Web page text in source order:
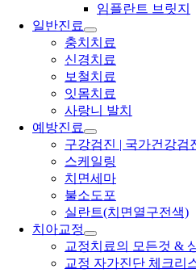
임플란트 브릿지
일반진료
충치치료
신경치료
보철치료
잇몸치료
사랑니 발치
예방진료
구강검진 | 국가건강검
스케일링
치면세마
불소도포
실란트(치면열구전색)
치아교정
교정치료의 모든것 &
교정 자가진단 체크리